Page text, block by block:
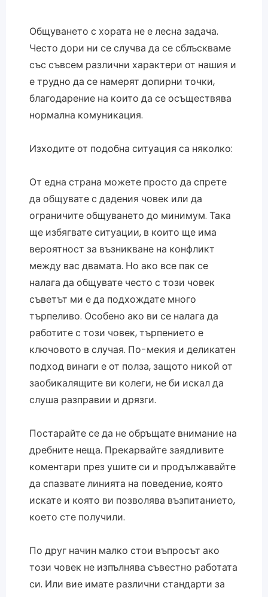
Общуването с хората не е лесна задача.
Често дори ни се случва да се сблъскваме
със съвсем различни характери от нашия и
е трудно да се намерят допирни точки,
благодарение на които да се осъществява
нормална комуникация.
Изходите от подобна ситуация са няколко:
От една страна можете просто да спрете
да общувате с дадения човек или да
ограничите общуването до минимум. Така
ще избягвате ситуации, в които ще има
вероятност за възникване на конфликт
между вас двамата. Но ако все пак се
налага да общувате често с този човек
съветът ми е да подхождате много
търпеливо. Особено ако ви се налага да
работите с този човек, търпението е
ключовото в случая. По-мекия и деликатен
подход винаги е от полза, защото никой от
заобикалящите ви колеги, не би искал да
слуша разправии и дрязги.
Постарайте се да не обръщате внимание на
дребните неща. Прекарвайте заядливите
коментари през ушите си и продължавайте
да спазвате линията на поведение, която
искате и която ви позволява възпитанието,
което сте получили.
По друг начин малко стои въпросът ако
този човек не изпълнява съвестно работата
си. Или вие имате различни стандарти за